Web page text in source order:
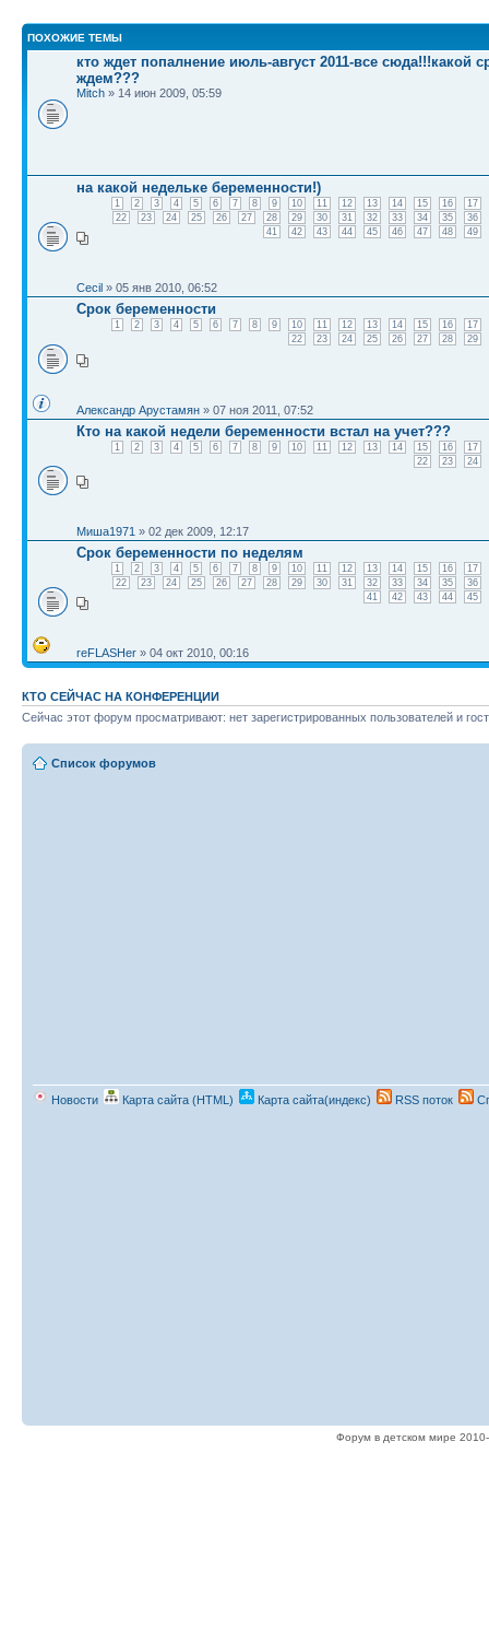
ПОХОЖИЕ ТЕМЫ
кто ждет попалнение июль-август 2011-все сюда!!!какой
ждем???
Mitch » 14 июн 2009, 05:59
на какой недельке беременности!)
1 2 3 4 5 6 7 8 9 10 11 12 13 14 15 16
17
22
23 24 25 26 27 28 29 30 31 32 33 34 35
36
41
42 43 44 45 46 47 48 49
Cecil » 05 янв 2010, 06:52
Срок беременности
1 2 3 4 5 6 7 8 9 10 11 12 13 14 15 16
17
22
23 24 25 26 27 28 29
Александр Арустамян » 07 ноя 2011, 07:52
Кто на какой недели беременности встал на учет???
1 2 3 4 5 6 7 8 9 10 11 12 13 14 15 16
17
22
23 24
Миша1971 » 02 дек 2009, 12:17
Срок беременности по неделям
1 2 3 4 5 6 7 8 9 10 11 12 13 14 15 16
17
22
23 24 25 26 27 28 29 30 31 32 33 34 35
36
41
42 43 44 45
reFLASHer » 04 окт 2010, 00:16
КТО СЕЙЧАС НА КОНФЕРЕНЦИИ
Сейчас этот форум просматривают: нет зарегистрированных пользователей и
Список форумов
Новости Карта сайта (HTML) Карта сайта(индекс) RSS поток
Форум в детском мире